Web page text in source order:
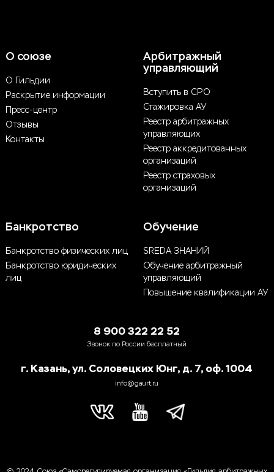
О союзе
О Гильдии
Раскрытие информации
Пресс-центр
Отзывы
Контакты
Арбитражный
управляющий
Вступить в СРО
Стажировка АУ
Реестр арбитражных
управляющих
Реестр аккредитованных
организаций
Реестр страховых
организаций
Банкротство
Банкротство физических лиц
Банкротство юридических
лиц
Обучение
SREDA ЗНАНИЙ
Обучение арбитражный
управляющий
Повышение квалификации АУ
8 900 322 22 52
Звонок по России бесплатный
г. Казань, ул. Соловецких Юнг, д. 7, оф. 1004
info@gaurt.ru